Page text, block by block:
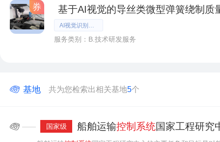
券 基于AI视觉的导丝类微型弹簧绕制质
AI视觉识别、弹簧绕制、闭环控制系统
服务类别：B.技术研发服务
基地 共为您检索出相关基地5个
—— 国家级 船舶运输控制系统国家工程研究